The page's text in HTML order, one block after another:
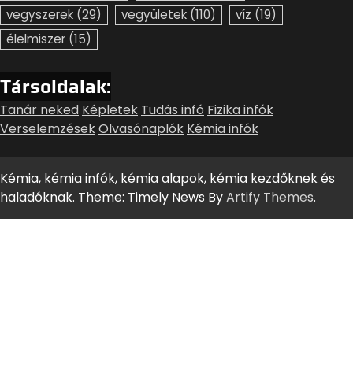
vegyszerek (29) vegyületek (110) víz (19)
élelmiszer (15)
Társoldalak:
Tanár neked Képletek Tudás infó Fizika infók
VerselemzésekOlvasónaplók Kémia infók
Kémia, kémia infók, kémia alapok, kémia kezdőknek és
haladóknak. Theme: Timely News ByArtify Themes.